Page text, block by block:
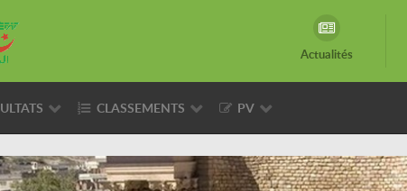
Actualités
CLASSEMENTS PV